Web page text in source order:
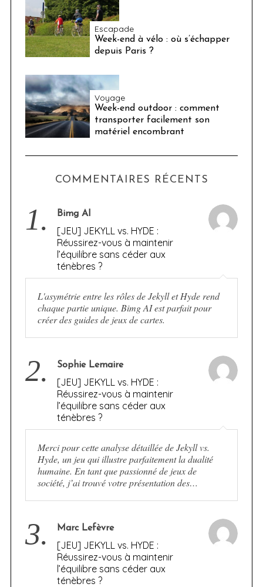
Escapade
Week-end à vélo : où s’échapper
depuis Paris ?
Voyage
Week-end outdoor : comment
transporter facilement son
matériel encombrant
COMMENTAIRES RÉCENTS
1. Bimg AI
[JEU] JEKYLL vs. HYDE :
Réussirez-vous à maintenir
l’équilibre sans céder aux
ténèbres ?
L'asymétrie entre les rôles de Jekyll et Hyde rend
chaque partie unique. Bimg AI est parfait pour
créer des guides de jeux de cartes.
2. Sophie Lemaire
[JEU] JEKYLL vs. HYDE :
Réussirez-vous à maintenir
l’équilibre sans céder aux
ténèbres ?
Merci pour cette analyse détaillée de Jekyll vs.
Hyde, un jeu qui illustre parfaitement la dualité
humaine. En tant que passionné de jeux de
société, j’ai trouvé votre présentation des…
3. Marc Lefèvre
[JEU] JEKYLL vs. HYDE :
Réussirez-vous à maintenir
l’équilibre sans céder aux
ténèbres ?